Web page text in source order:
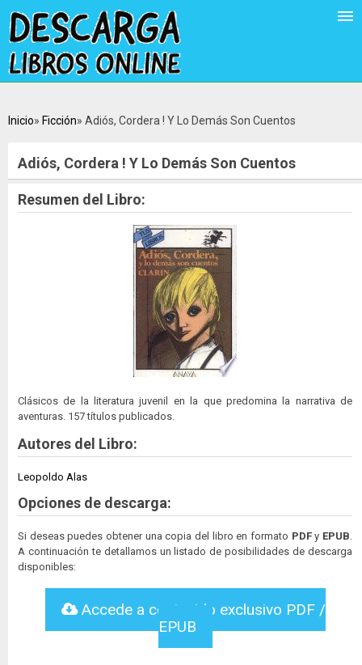
Inicio Ficción Adiós, Cordera ! Y Lo Demás Son Cuentos
Adiós, Cordera ! Y Lo Demás Son Cuentos
Resumen del Libro:
Clásicos de la literatura juvenil en la que predomina la narrativa de
aventuras. 157 títulos publicados.
Autores del Libro:
Leopoldo Alas
Opciones de descarga:
Si deseas puedes obtener una copia del libro en formato PDFy EPUB
A continuación te detallamos un listado de posibilidades de descarga
disponibles:
Accede a contenido exclusivo PDF /
EPUB